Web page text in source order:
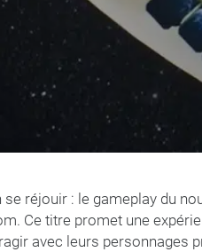
réjouir : le gameplay du
Ce titre promet une
avec leurs personnages